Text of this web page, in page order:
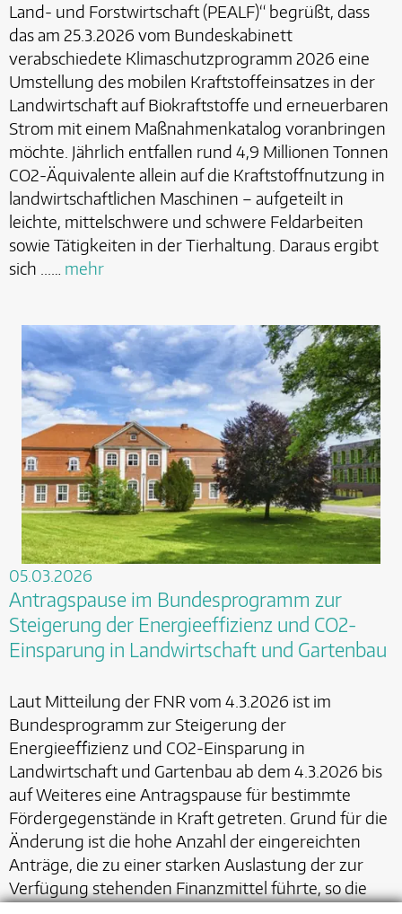
Land- und Forstwirtschaft (PEALF)“ begrüßt, dass
das am 25.3.2026 vom Bundeskabinett
verabschiedete Klimaschutzprogramm 2026 eine
Umstellung des mobilen Kraftstoffeinsatzes in der
Landwirtschaft auf Biokraftstoffe und erneuerbaren
Strom mit einem Maßnahmenkatalog voranbringen
möchte. Jährlich entfallen rund 4,9 Millionen Tonnen
CO2-Äquivalente allein auf die Kraftstoffnutzung in
landwirtschaftlichen Maschinen – aufgeteilt in
leichte, mittelschwere und schwere Feldarbeiten
sowie Tätigkeiten in der Tierhaltung. Daraus ergibt
sich ...… mehr
05.03.2026
Antragspause im Bundesprogramm zur
Steigerung der Energieeffizienz und CO2-
Einsparung in Landwirtschaft und Gartenbau
Laut Mitteilung der FNR vom 4.3.2026 ist im
Bundesprogramm zur Steigerung der
Energieeffizienz und CO2-Einsparung in
Landwirtschaft und Gartenbau ab dem 4.3.2026 bis
auf Weiteres eine Antragspause für bestimmte
Fördergegenstände in Kraft getreten. Grund für die
Änderung ist die hohe Anzahl der eingereichten
Anträge, die zu einer starken Auslastung der zur
Verfügung stehenden Finanzmittel führte, so die